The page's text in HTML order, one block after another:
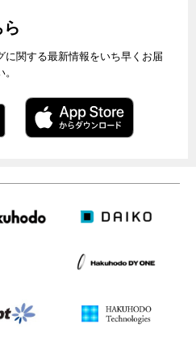
関する最新情報をいち早くお届